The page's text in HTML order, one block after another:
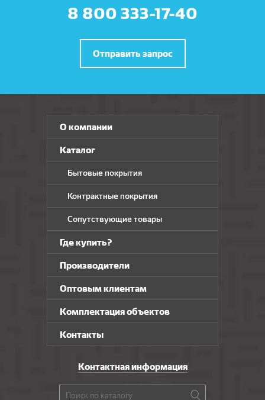
8 800 333-17-40
Отправить запрос
О компании
Каталог
Бытовые покрытия
Контрактные покрытия
Сопутствующие товары
Где купить?
Производители
Оптовым клиентам
Комплектация объектов
Контакты
Контактная информация